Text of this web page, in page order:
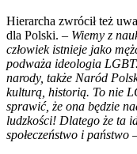
Hierarcha zwrócił też
dla Polski. – Wiemy z
człowiek istnieje jako
podważa ideologia
narody, także Naród
kulturą, historią. To nie
sprawić, że ona będzie
ludzkości! Dlatego że ta
społeczeństwo i państwo